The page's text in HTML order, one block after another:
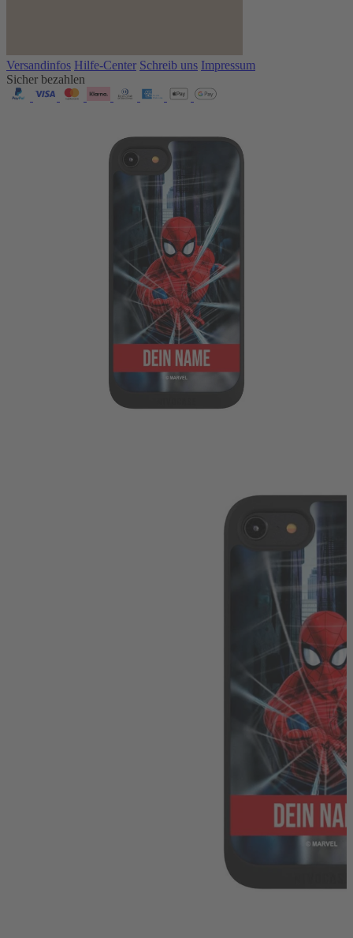
Versandinfos Hilfe-Center Schreib uns Impressum
Sicher bezahlen